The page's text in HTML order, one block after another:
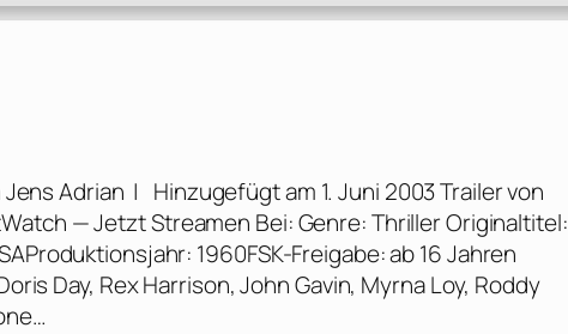
Adrian | Hinzugefügt am 1. Juni 2003 Trailer von
— Jetzt Streamen Bei: Genre: Thriller Originaltitel:
1960FSK-Freigabe: ab 16 Jahren
Day, Rex Harrison, John Gavin, Myrna Loy, Roddy